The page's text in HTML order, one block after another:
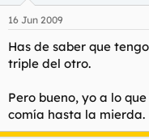
16 Jun 2009
Has de saber que
triple del otro.
Pero bueno, yo a lo
comía hasta la mierda.